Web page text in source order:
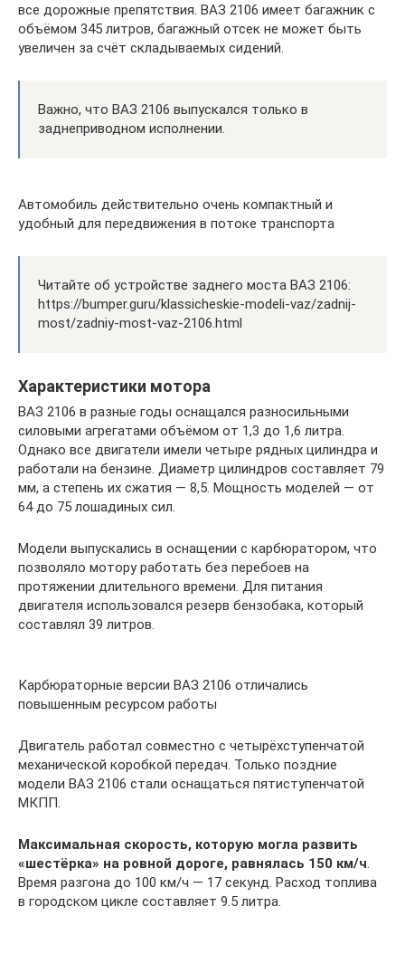
все дорожные препятствия. ВАЗ 2106 имеет багажник с
объёмом 345 литров, багажный отсек не может быть
увеличен за счёт складываемых сидений.
Важно, что ВАЗ 2106 выпускался только в
заднеприводном исполнении.
Автомобиль действительно очень компактный и
удобный для передвижения в потоке транспорта
Читайте об устройстве заднего моста ВАЗ 2106:
https://bumper.guru/klassicheskie-modeli-vaz/zadnij-
most/zadniy-most-vaz-2106.html
Характеристики мотора
ВАЗ 2106 в разные годы оснащался разносильными
силовыми агрегатами объёмом от 1,3 до 1,6 литра.
Однако все двигатели имели четыре рядных цилиндра и
работали на бензине. Диаметр цилиндров составляет 79
мм, а степень их сжатия — 8,5. Мощность моделей — от
64 до 75 лошадиных сил.
Модели выпускались в оснащении с карбюратором, что
позволяло мотору работать без перебоев на
протяжении длительного времени. Для питания
двигателя использовался резерв бензобака, который
составлял 39 литров.
Карбюраторные версии ВАЗ 2106 отличались
повышенным ресурсом работы
Двигатель работал совместно с четырёхступенчатой
механической коробкой передач. Только поздние
модели ВАЗ 2106 стали оснащаться пятиступенчатой
МКПП.
Максимальная скорость, которую могла развить
«шестёрка» на ровной дороге, равнялась 150 км/ч.
Время разгона до 100 км/ч — 17 секунд. Расход топлива
в городском цикле составляет 9.5 литра.